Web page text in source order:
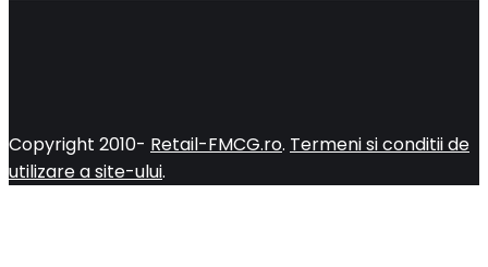
Copyright 2010- Retail-FMCG.ro. Termeni si conditii de
utilizare a site-ului.